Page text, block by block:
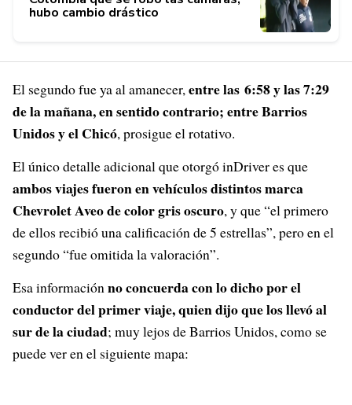
hubo cambio drástico
El segundo fue ya al amanecer,entre las 6:58 y las 7:29
de la mañana, en sentido contrario; entre Barrios
Unidos y el Chicó, prosigue el rotativo.
El único detalle adicional que otorgó inDriver es que
ambos viajes fueron en vehículos distintos marca
Chevrolet Aveo de color gris oscuro, y que “el primero
de ellos recibió una calificación de 5 estrellas”, pero en el
segundo “fue omitida la valoración”.
Esa informaciónno concuerda con lo dicho por el
conductor del primer viaje, quien dijo que los llevó al
sur de la ciudad; muy lejos de Barrios Unidos, como se
puede ver en el siguiente mapa: